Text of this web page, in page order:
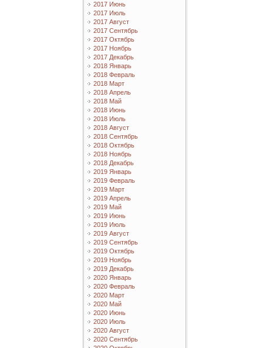
2017 Июнь
2017 Июль
2017 Август
2017 Сентябрь
2017 Октябрь
2017 Ноябрь
2017 Декабрь
2018 Январь
2018 Февраль
2018 Март
2018 Апрель
2018 Май
2018 Июнь
2018 Июль
2018 Август
2018 Сентябрь
2018 Октябрь
2018 Ноябрь
2018 Декабрь
2019 Январь
2019 Февраль
2019 Март
2019 Апрель
2019 Май
2019 Июнь
2019 Июль
2019 Август
2019 Сентябрь
2019 Октябрь
2019 Ноябрь
2019 Декабрь
2020 Январь
2020 Февраль
2020 Март
2020 Май
2020 Июнь
2020 Июль
2020 Август
2020 Сентябрь